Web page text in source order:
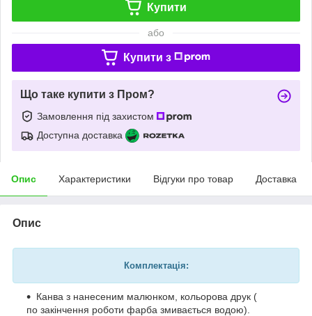
Купити
або
Купити з
Що таке купити з Пром?
Замовлення під захистом
Доступна доставка
Опис Характеристики Відгуки про товар Доставка
Опис
Комплектація:
Канва з нанесеним малюнком, кольорова друк (
по закінчення роботи фарба змивається водою).